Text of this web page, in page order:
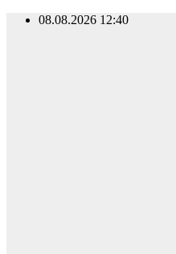
Перейти08.08.2026 12:40